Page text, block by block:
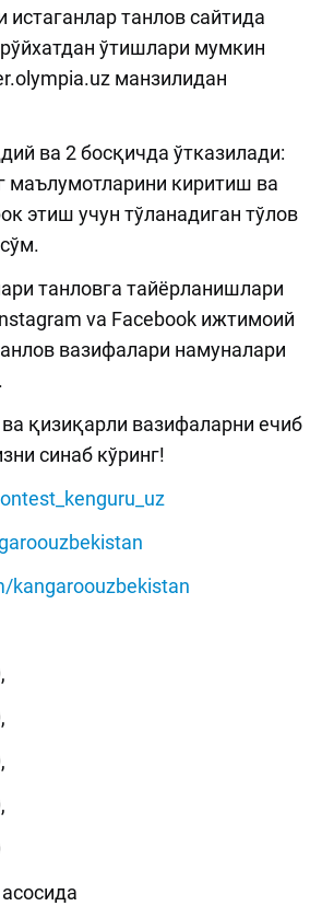
танлов сайтида
ўтишлари мумкин
манзилидан
ва 2 босқичда ўтказилади:
маълумотларини киритиш ва
этиш учун тўланадиган тўлов
танловга тайёрланишлари
va Facebook ижтимоий
вазифалари намуналари
қизиқарли вазифаларни ечиб
синаб кўринг!
kangaroouzbekistan